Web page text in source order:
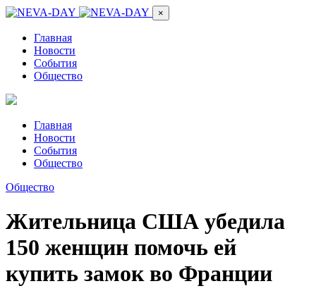
×
Главная
Новости
События
Общество
Главная
Новости
События
Общество
Общество
Жительница США убедила
150 женщин помочь ей
купить замок во Франции